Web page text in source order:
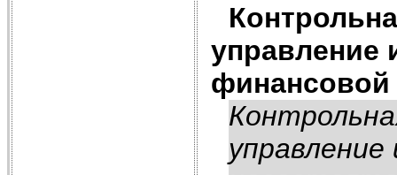
управление
финансовой
управление